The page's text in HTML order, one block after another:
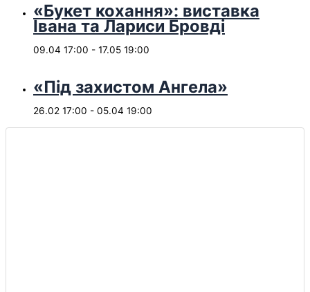
«Букет кохання»: виставка
Івана та Лариси Бровді
09.04 17:00 - 17.05 19:00
«Під захистом Ангела»
26.02 17:00 - 05.04 19:00